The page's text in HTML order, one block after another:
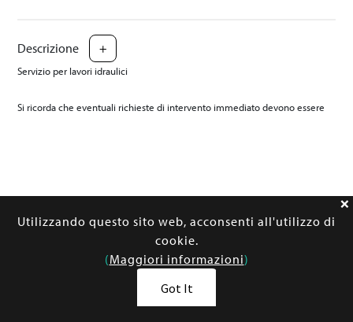
Descrizione +
Servizio per lavori idraulici
Si ricorda che eventuali richieste di intervento immediato devono essere
Utilizzando questo sito web, acconsenti all'utilizzo di
cookie.
(Maggiori informazioni)
Got It